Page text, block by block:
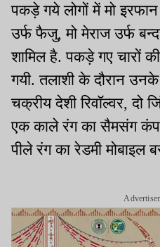
पकड़े गये लोगों में मो इरफान
उर्फ फैजु,मो मेराज उर्फ
शामिल है. पकड़े गए चारों
गयी. तलाशी के दौरान
चक्रीय देशी रिवॉल्वर,दो
एक काले रंग का सैमसंग
पीले रंग का रेडमी मोबाइल